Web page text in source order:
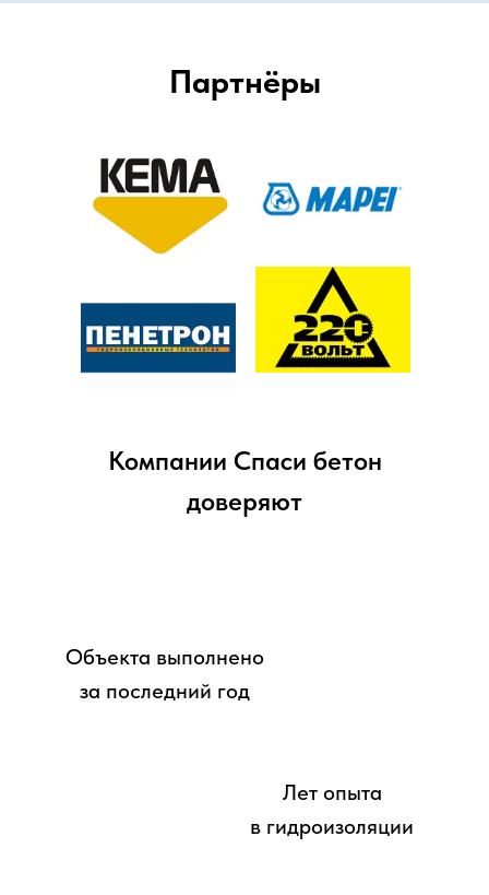
Партнёры
Компании Спаси бетон
доверяют
Объекта выполнено
за последний год
Лет опыта
в гидроизоляции